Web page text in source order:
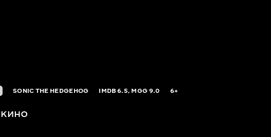
SONIC THE HEDGEHOG IMDB6.5, MGG9.0 6+